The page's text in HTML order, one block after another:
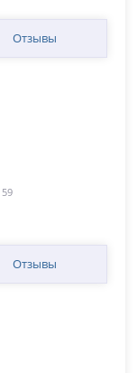
Отзывы
59
Отзывы